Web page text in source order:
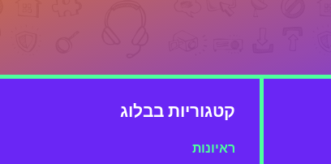
קטגוריות בבלוג
ראיונות